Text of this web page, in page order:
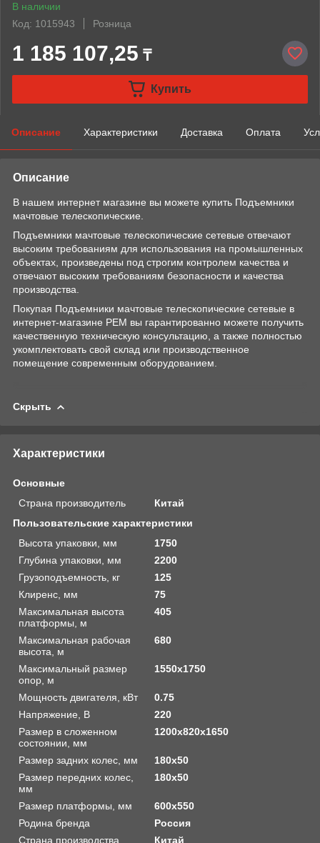
В наличии
Код: 1015943
Розница
1 185 107,25 ₸
Купить
Описание Характеристики Доставка Оплата
Описание
В нашем интернет магазине вы можете купить Подъемники
мачтовые телескопические.
Подъемники мачтовые телескопические сетевые отвечают
высоким требованиям для использования на промышленных
объектах, произведены под строгим контролем качества и
отвечают высоким требованиям безопасности и качества
производства.
Покупая Подъемники мачтовые телескопические сетевые в
интернет-магазине РЕМ вы гарантированно можете получить
качественную техническую консультацию, а также полностью
укомплектовать свой склад или производственное
помещение современным оборудованием.
Скрыть
Характеристики
Основные
Страна производитель
Китай
Пользовательские характеристики
Высота упаковки, мм
1750
Глубина упаковки, мм
2200
Грузоподъемность, кг
125
Клиренс, мм
75
Максимальная высота
платформы, м
405
Максимальная рабочая
высота, м
680
Максимальный размер
опор, м
1550х1750
Мощность двигателя, кВт
0.75
Напряжение, В
220
Размер в сложенном
состоянии, мм
1200х820х1650
Размер задних колес, мм
180х50
Размер передних колес,
мм
180х50
Размер платформы, мм
600х550
Родина бренда
Россия
Страна производства
Китай